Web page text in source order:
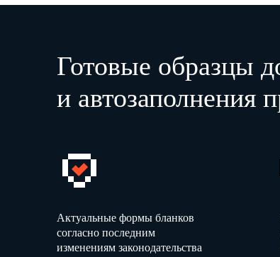
Готовые образцы
и автозаполнения
Актуальные формы бланков
согласно последним
изменениям законодательства